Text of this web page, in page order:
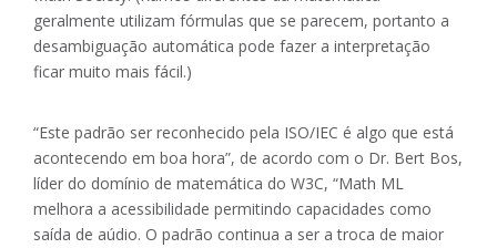
geralmente utilizam fórmulas que se parecem, portanto a
desambiguação automática pode fazer a interpretação
ficar muito mais fácil.)
“Este padrão ser reconhecido pela ISO/IEC é algo que está
acontecendo em boa hora”, de acordo com o Dr. Bert Bos,
líder do domínio de matemática do W3C, “Math ML
melhora a acessibilidade permitindo capacidades como
saída de aúdio. O padrão continua a ser a troca de maior